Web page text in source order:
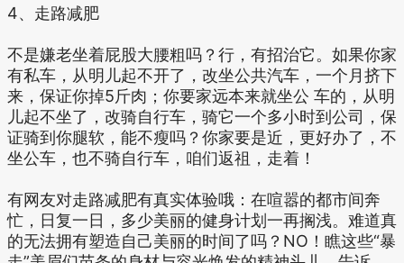
4、走路减肥
不是嫌老坐着屁股大腰粗吗？行，有招治它。如果你家
有私车，从明儿起不开了，改坐公共汽车，一个月挤下
来，保证你掉5斤肉；你要家远本来就坐公 车的，从明
儿起不坐了，改骑自行车，骑它一个多小时到公司，保
证骑到你腿软，能不瘦吗？你家要是近，更好办了，不
坐公车，也不骑自行车，咱们返祖，走着！
有网友对走路减肥有真实体验哦：在喧嚣的都市间奔
忙，日复一日，多少美丽的健身计划一再搁浅。难道真
的无法拥有塑造自己美丽的时间了吗？NO！瞧这些“暴